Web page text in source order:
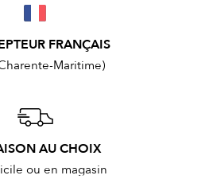
FRANÇAIS
Maritime)
AU CHOIX
ou en magasin